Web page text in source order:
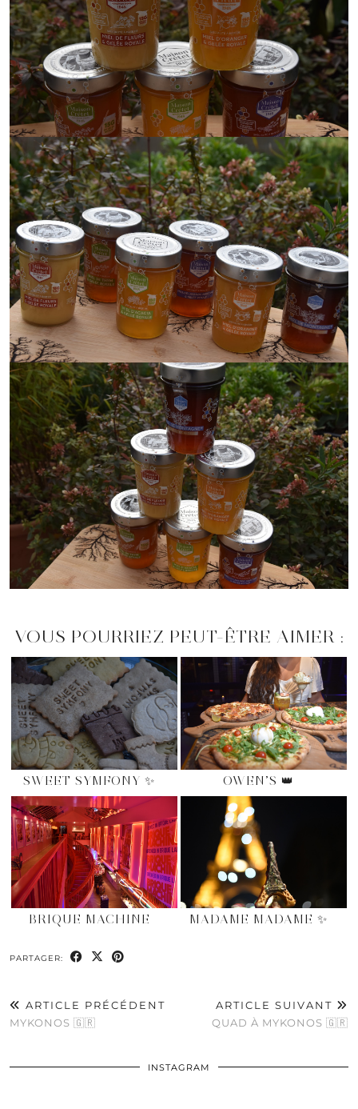
VOUS POURRIEZ PEUT-ÊTRE AIMER :
SWEET SYMFONY ✨ OWEN’S 👑
BRIQUE MACHINE MADAME MADAME ✨
PARTAGER:
ARTICLE PRÉCÉDENT
MYKONOS 🇬🇷
ARTICLE SUIVANT
QUAD À MYKONOS 🇬🇷
INSTAGRAM